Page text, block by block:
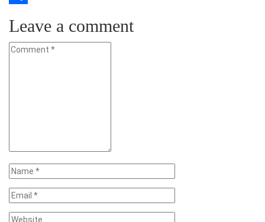
Leave a comment